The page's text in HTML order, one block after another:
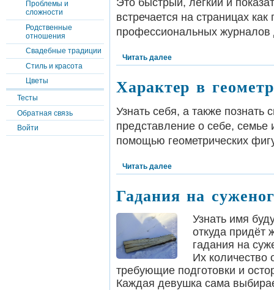
Проблемы и
сложности
Родственные
отношения
Свадебные традиции
Стиль и красота
Цветы
Тесты
Обратная связь
Войти
Это быстрый, легкий и
встречается на страницах
профессиональных журналов
Читать далее
Характер в
Узнать себя, а также познать
представление о себе,
помощью геометрических
Читать далее
Гадания на
Узнать имя
откуда придёт
гадания на
Их количество
требующие подготовки и
Каждая девушка сама